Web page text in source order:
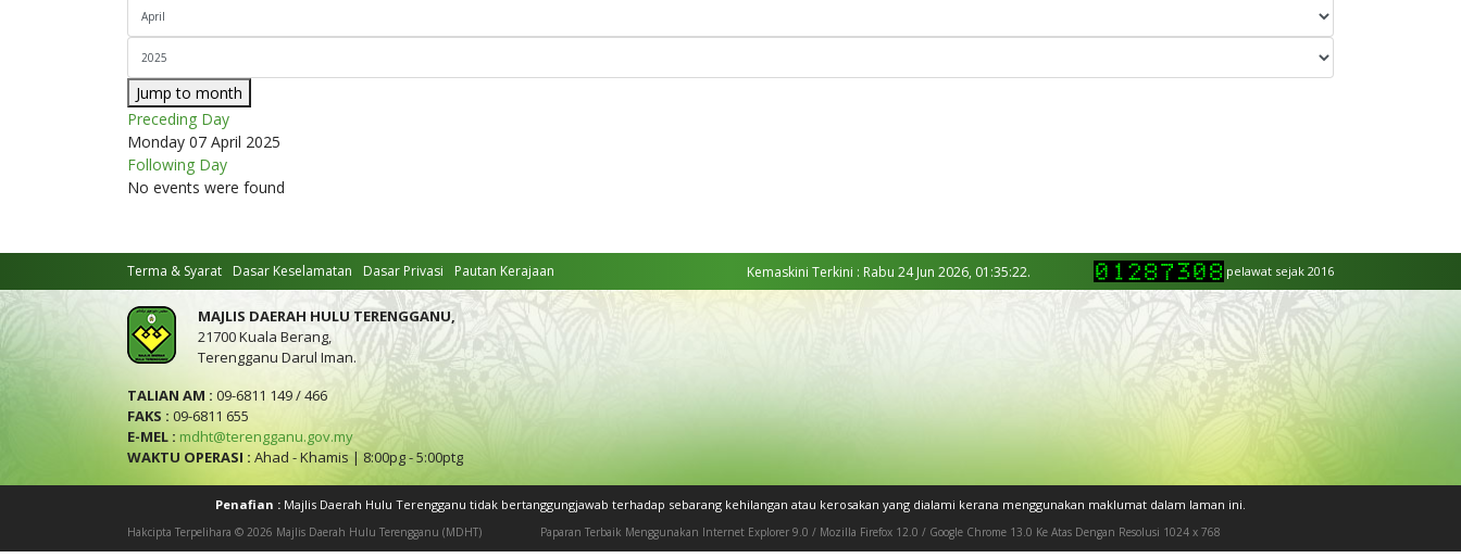
Jump to month
Preceding Day
Monday 07 April 2025
Following Day
No events were found
Terma & Syarat Dasar Keselamatan Dasar Privasi Pautan Kerajaan Kemaskini Terkini : Rabu 24 Jun 2026, 01:35:22. pelawat sejak 2016
MAJLIS DAERAH HULU TERENGGANU,
21700 Kuala Berang,
Terengganu Darul Iman.
TALIAN AM : 09-6811 149 / 466
FAKS : 09-6811 655
E-MEL : mdht@terengganu.gov.my
WAKTU OPERASI : Ahad - Khamis | 8:00pg - 5:00ptg
Penafian : Majlis Daerah Hulu Terengganu tidak bertanggungjawab terhadap sebarang kehilangan atau kerosakan yang dialami kerana menggunakan maklumat dalam laman ini.
Hakcipta Terpelihara © 2026 Majlis Daerah Hulu Terengganu (MDHT) Paparan Terbaik Menggunakan Internet Explorer 9.0 / Mozilla Firefox 12.0 / Google Chrome 13.0 Ke Atas Dengan Resolusi 1024 x 768